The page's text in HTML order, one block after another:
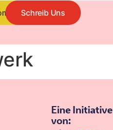
Schreib Uns
Eine Initiative
von: